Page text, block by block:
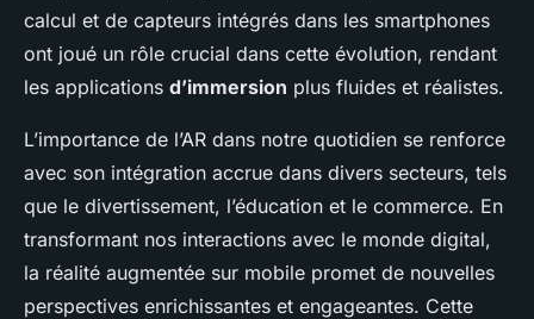
calcul et de capteurs intégrés dans les smartphones
ont joué un rôle crucial dans cette évolution, rendant
les applications d’immersion plus fluides et réalistes.
L’importance de l’AR dans notre quotidien se renforce
avec son intégration accrue dans divers secteurs, tels
que le divertissement, l’éducation et le commerce. En
transformant nos interactions avec le monde digital,
la réalité augmentée sur mobile promet de nouvelles
perspectives enrichissantes et engageantes. Cette